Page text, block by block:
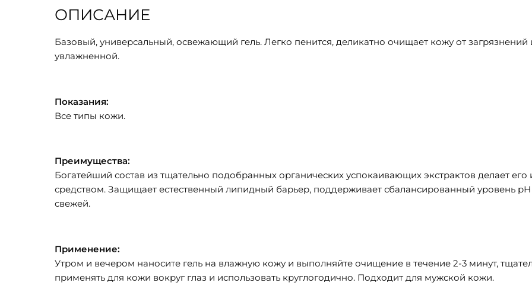
ОПИСАНИЕ
Базовый, универсальный, освежающий гель. Легко пенится, деликатно очищает кожу от загрязнений
увлажненной.
Показания:
Все типы кожи.
Преимущества:
Богатейший состав из тщательно подобранных органических успокаивающих экстрактов делает
средством. Защищает естественный липидный барьер, поддерживает сбалансированный уровень
свежей.
Применение:
Утром и вечером наносите гель на влажную кожу и выполняйте очищение в течение 2-3 минут,
применять для кожи вокруг глаз и использовать круглогодично. Подходит для мужской кожи.